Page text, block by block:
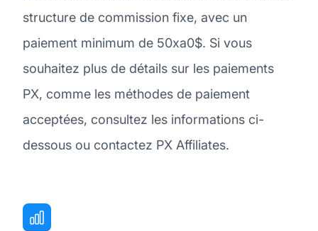
structure de commission fixe, avec un
paiement minimum de 50xa0$. Si vous
souhaitez plus de détails sur les paiements
PX, comme les méthodes de paiement
acceptées, consultez les informations ci-
dessous ou contactez PX Affiliates.